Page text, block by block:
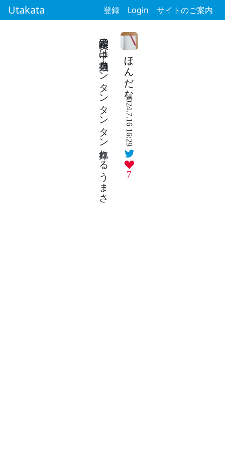
Utakata 登録 Login サイトのご案内
ほんだな
2024.7.16 16:29
7
深夜二時頭の中は担々麺タンタンタンタン痺れるうまさ